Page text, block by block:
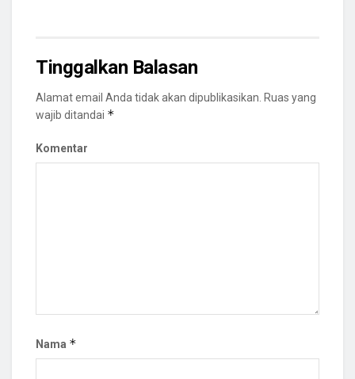
Tinggalkan Balasan
Alamat email Anda tidak akan dipublikasikan. Ruas yang
wajib ditandai *
Komentar
Nama *